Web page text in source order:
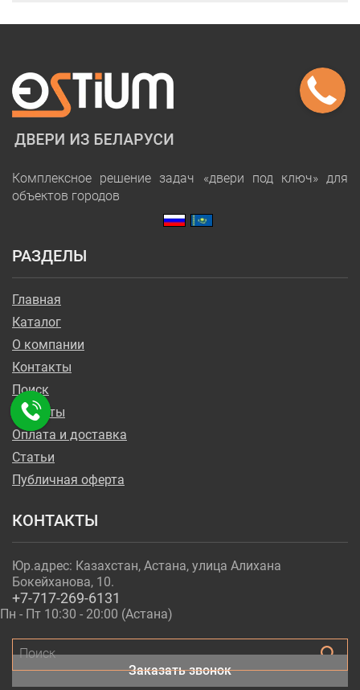
Комплексное решение задач «двери под ключ» для
объектов городов
РАЗДЕЛЫ
Главная
Каталог
О компании
Контакты
Поиск
Проекты
Оплата и доставка
Статьи
Публичная оферта
КОНТАКТЫ
Юр.адрес: Казахстан, Астана, улица Алихана
Бокейханова, 10.
+7-717-269-6131
Пн - Пт 10:30 - 20:00 (Астана)
Заказать звонок